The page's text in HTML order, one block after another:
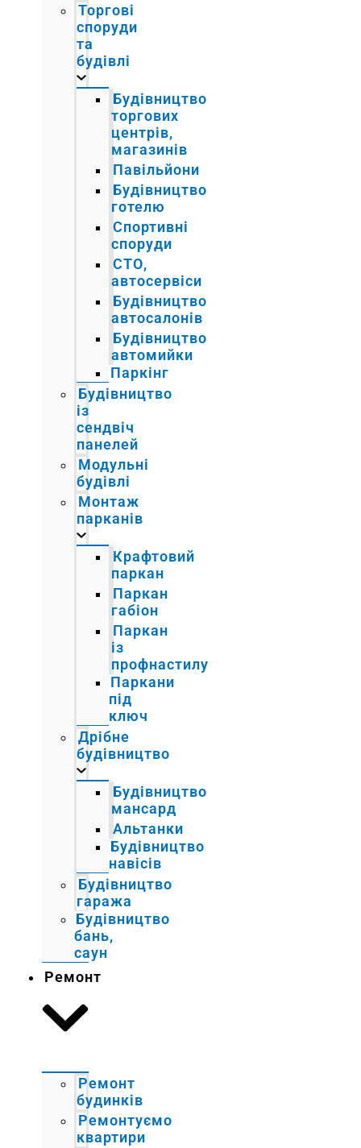
Торгові
споруди
та
будівлі
Будівництво
торгових
центрів,
магазинів
Павільйони
Будівництво
готелю
Спортивні
споруди
СТО,
автосервіси
Будівництво
автосалонів
Будівництво
автомийки
Паркінг
Будівництво
із
сендвіч
панелей
Модульні
будівлі
Монтаж
парканів
Крафтовий
паркан
Паркан
габіон
Паркан
із
профнастилу
Паркани
під
ключ
Дрібне
будівництво
Будівництво
мансард
Альтанки
Будівництво
навісів
Будівництво
гаража
Будівництво
бань,
саун
Ремонт
Ремонт
будинків
Ремонтуємо
квартири